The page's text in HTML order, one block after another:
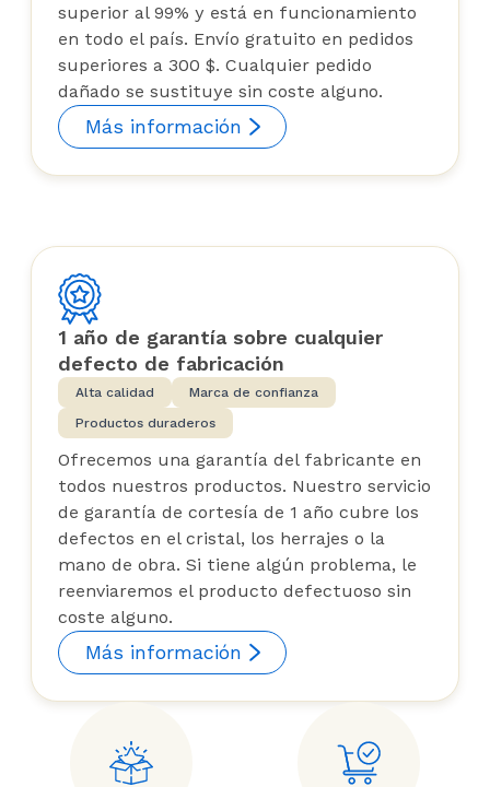
superior al 99% y está en funcionamiento
en todo el país. Envío gratuito en pedidos
superiores a 300 $. Cualquier pedido
dañado se sustituye sin coste alguno.
Más información
1 año de garantía sobre cualquier
defecto de fabricación
Alta calidad
Marca de confianza
Productos duraderos
Ofrecemos una garantía del fabricante en
todos nuestros productos. Nuestro servicio
de garantía de cortesía de 1 año cubre los
defectos en el cristal, los herrajes o la
mano de obra. Si tiene algún problema, le
reenviaremos el producto defectuoso sin
coste alguno.
Más información